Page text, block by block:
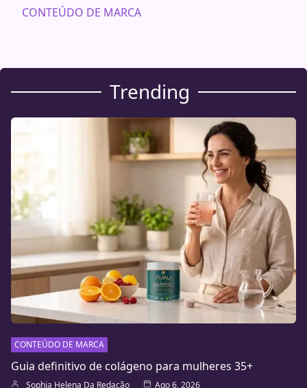
CONTEÚDO DE MARCA
Trending
CONTEÚDO DE MARCA
Guia definitivo de colágeno para mulheres 35+
Sophia Helena Da Redação Ago 6, 2026